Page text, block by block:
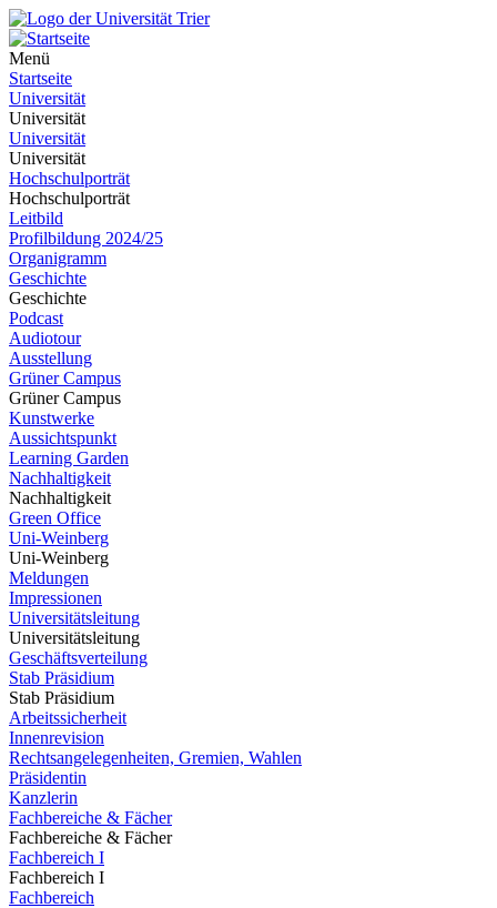
Menü
Startseite
Universität
Universität
Universität
Universität
Hochschulporträt
Hochschulporträt
Leitbild
Profilbildung 2024/25
Organigramm
Geschichte
Geschichte
Podcast
Audiotour
Ausstellung
Grüner Campus
Grüner Campus
Kunstwerke
Aussichtspunkt
Learning Garden
Nachhaltigkeit
Nachhaltigkeit
Green Office
Uni-Weinberg
Uni-Weinberg
Meldungen
Impressionen
Universitätsleitung
Universitätsleitung
Geschäftsverteilung
Stab Präsidium
Stab Präsidium
Arbeitssicherheit
Innenrevision
Rechtsangelegenheiten, Gremien, Wahlen
Präsidentin
Kanzlerin
Fachbereiche & Fächer
Fachbereiche & Fächer
Fachbereich I
Fachbereich I
Fachbereich